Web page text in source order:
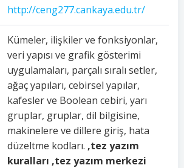
http://ceng277.cankaya.edu.tr/
Kümeler, ilişkiler ve fonksiyonlar,
veri yapısı ve grafik gösterimi
uygulamaları, parçalı sıralı setler,
ağaç yapıları, cebirsel yapılar,
kafesler ve Boolean cebiri, yarı
gruplar, gruplar, dil bilgisine,
makinelere ve dillere giriş, hata
düzeltme kodları. ,tez yazım
kuralları ,tez yazım merkezi